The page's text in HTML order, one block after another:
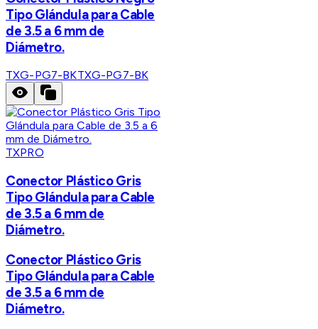
Tipo Glándula para Cable
de 3.5 a 6 mm de
Diámetro.
TXG-PG7-BKTXG-PG7-BK
TXPRO
Conector Plástico Gris
Tipo Glándula para Cable
de 3.5 a 6 mm de
Diámetro.
Conector Plástico Gris
Tipo Glándula para Cable
de 3.5 a 6 mm de
Diámetro.